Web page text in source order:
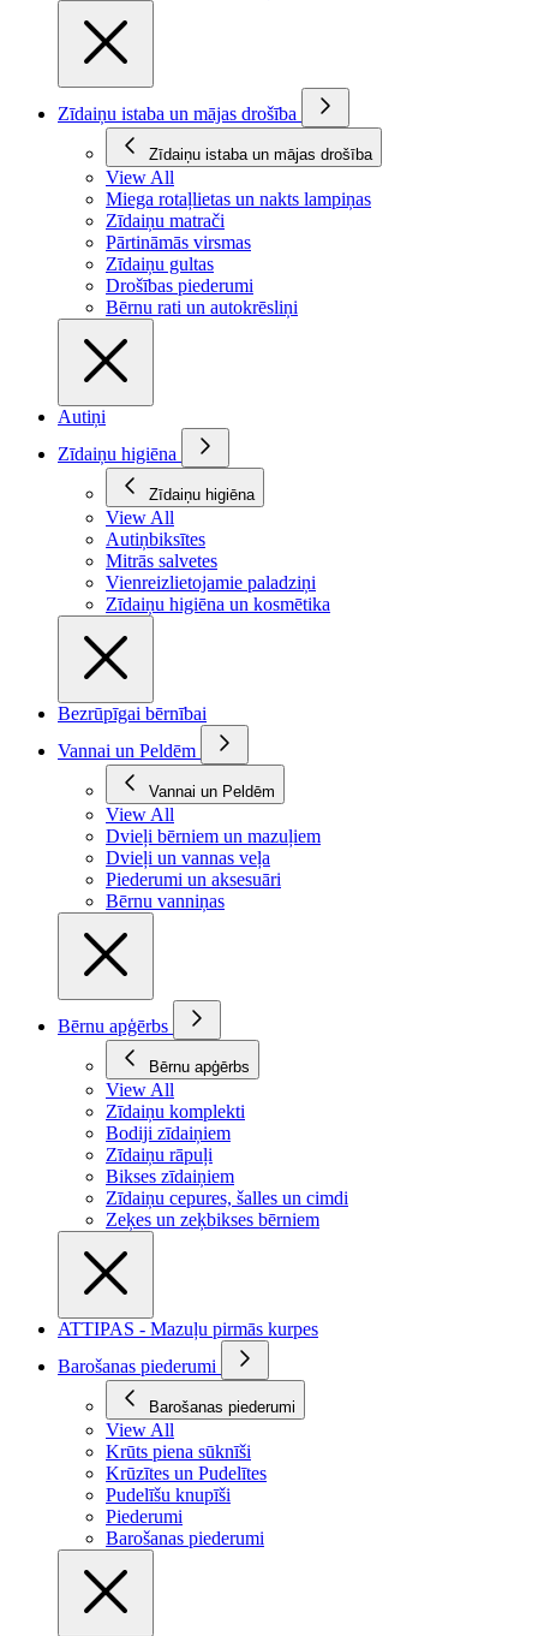
Zīdaiņu istaba un mājas drošība
Zīdaiņu istaba un mājas drošība
View All
Miega rotaļlietas un nakts lampiņas
Zīdaiņu matrači
Pārtināmās virsmas
Zīdaiņu gultas
Drošības piederumi
Bērnu rati un autokrēsliņi
Autiņi
Zīdaiņu higiēna
Zīdaiņu higiēna
View All
Autiņbiksītes
Mitrās salvetes
Vienreizlietojamie paladziņi
Zīdaiņu higiēna un kosmētika
Bezrūpīgai bērnībai
Vannai un Peldēm
Vannai un Peldēm
View All
Dvieļi bērniem un mazuļiem
Dvieļi un vannas veļa
Piederumi un aksesuāri
Bērnu vanniņas
Bērnu apģērbs
Bērnu apģērbs
View All
Zīdaiņu komplekti
Bodiji zīdaiņiem
Zīdaiņu rāpuļi
Bikses zīdaiņiem
Zīdaiņu cepures, šalles un cimdi
Zeķes un zeķbikses bērniem
ATTIPAS - Mazuļu pirmās kurpes
Barošanas piederumi
Barošanas piederumi
View All
Krūts piena sūknīši
Krūzītes un Pudelītes
Pudelīšu knupīši
Piederumi
Barošanas piederumi